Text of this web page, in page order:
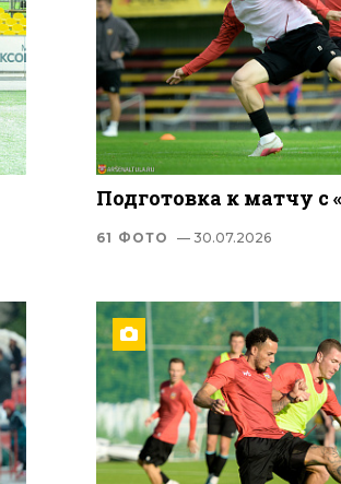
Подготовка к матчу с
61 ФОТО — 30.07.2026